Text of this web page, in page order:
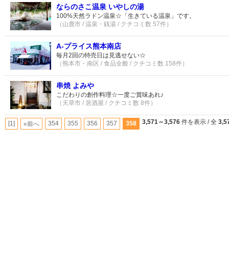
ならのさこ温泉 いやしの湯
100%天然ラドン温泉☆「生きている温泉」です。
（山鹿市 / 温泉・銭湯 / クチコミ数 57件）
A-プライス熊本南店
毎月2回の特売日は見逃せない☆
（熊本市・南区 / 食品全般 / クチコミ数 158件）
串焼 よみや
こだわりの創作料理☆一度ご賞味あれ♪
（天草市 / 居酒屋 / クチコミ数 8件）
[1] «前へ 354 355 356 357 358 3,571～3,576 件を表示 / 全